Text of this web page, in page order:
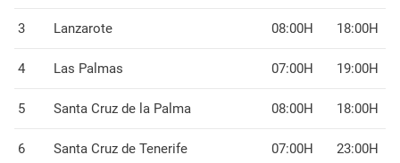
3 Lanzarote 08:00H 18:00H
4 Las Palmas 07:00H 19:00H
5 Santa Cruz de la Palma 08:00H 18:00H
6 Santa Cruz de Tenerife 07:00H 23:00H